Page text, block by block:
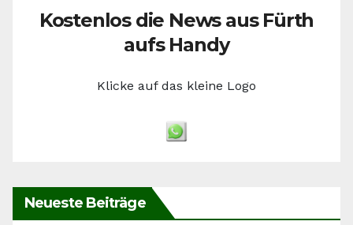
Kostenlos die News aus Fürth
aufs Handy
Klicke auf das kleine Logo
Neueste Beiträge